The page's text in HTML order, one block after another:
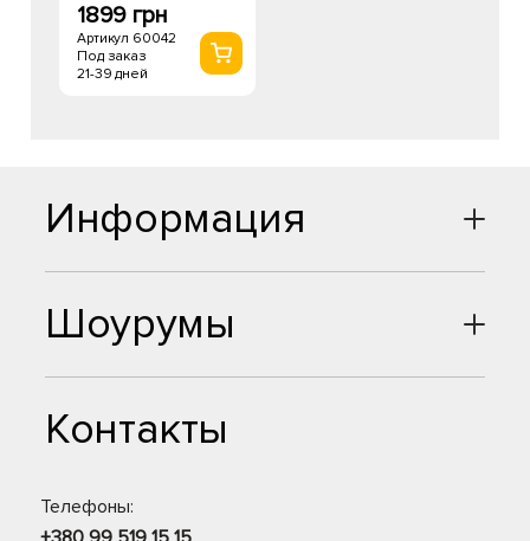
1899 грн
Артикул 60042
Под заказ
21-39 дней
Шоурумы
Контакты
Телефоны:
Информация